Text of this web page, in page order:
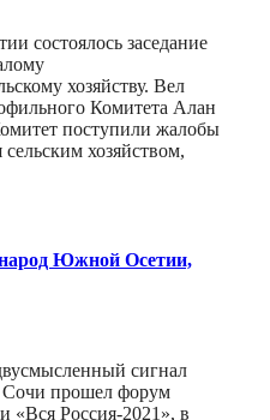
состоялось заседание
хозяйству. Вел
Комитета Алан
поступили жалобы
хозяйством,
Южной Осетии,
сигнал
прошел форум
«Вся Россия-2021», в